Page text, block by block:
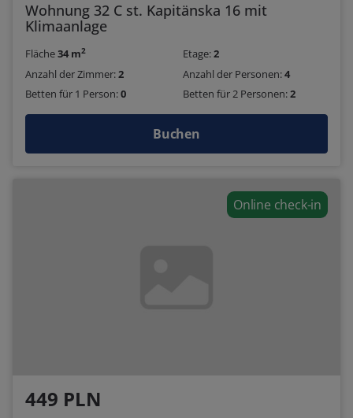
Wohnung 32 C st. Kapitänska 16 mit
Klimaanlage
Fläche34 m2 Etage:2
Anzahl der Zimmer:2 Anzahl der Personen:4
Betten für 1 Person:0 Betten für 2 Personen:2
Buchen
Online check-in
449 PLN